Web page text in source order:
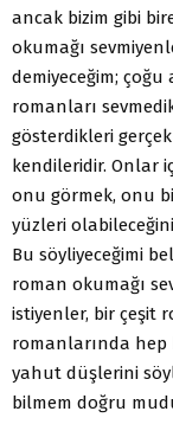
ancak bizim gibi
okumağı
demiyeceğim;
romanları
gösterdikleri
kendileridir. Onlar
onu görmek, onu
yüzleri
Bu söyliyeceğimi
roman okumağı
istiyenler, bir çeşit
romanlarında hep
yahut düşlerini
bilmem doğru